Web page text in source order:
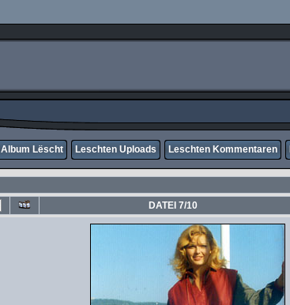
Album Lëscht Leschten Uploads Leschten Kommentaren
DATEI 7/10